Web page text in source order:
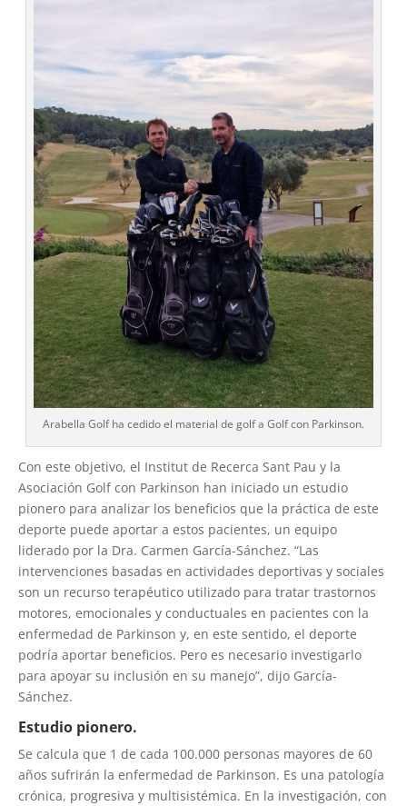
Arabella Golf ha cedido el material de golf a Golf con Parkinson.
Con este objetivo, el Institut de Recerca Sant Pau y la
Asociación Golf con Parkinson han iniciado un estudio
pionero para analizar los beneficios que la práctica de este
deporte puede aportar a estos pacientes, un equipo
liderado por la Dra. Carmen García-Sánchez. “Las
intervenciones basadas en actividades deportivas y sociales
son un recurso terapéutico utilizado para tratar trastornos
motores, emocionales y conductuales en pacientes con la
enfermedad de Parkinson y, en este sentido, el deporte
podría aportar beneficios. Pero es necesario investigarlo
para apoyar su inclusión en su manejo”, dijo García-
Sánchez.
Estudio pionero.
Se calcula que 1 de cada 100.000 personas mayores de 60
años sufrirán la enfermedad de Parkinson. Es una patología
crónica, progresiva y multisistémica. En la investigación, con